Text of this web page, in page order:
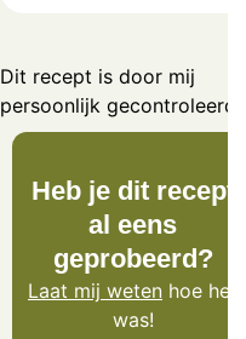
Dit recept is door mij
persoonlijk gecontroleerd.
Heb je dit recept
al eens
geprobeerd?
Laat mij weten hoe het
was!